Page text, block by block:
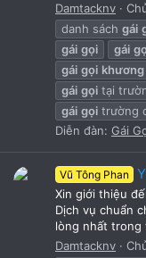
Damtacknv
danh sách gái
gái gọi gái
gái gọi khương
gái gọi tại
gái gọi trường
Diễn đàn: Gái
Vũ Tông Phan
Xin giới thiệu
Dịch vụ chuẩn
lòng nhất trong
Damtacknv